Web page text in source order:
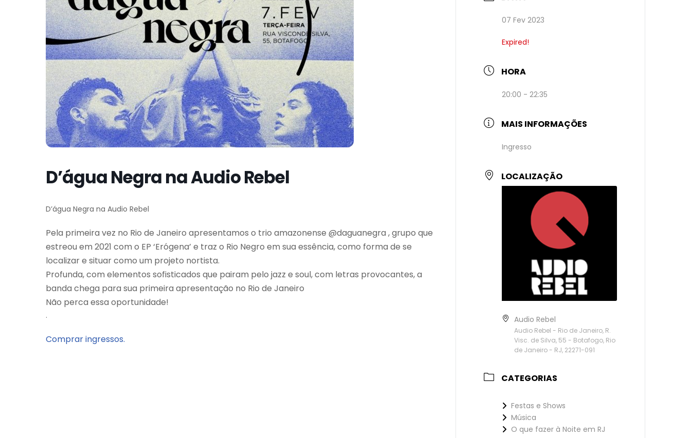
D’água Negra na Audio Rebel
D’água Negra na Audio Rebel
Pela primeira vez no Rio de Janeiro apresentamos o trio amazonense @daguanegra , grupo que
estreou em 2021 com o EP ‘Erógena’ e traz o Rio Negro em sua essência, como forma de se
localizar e situar como um projeto nortista.
Profunda, com elementos sofisticados que pairam pelo jazz e soul, com letras provocantes, a
banda chega para sua primeira apresentação no Rio de Janeiro
Não perca essa oportunidade!
.
Comprar ingressos.
07 Fev 2023
Expired!
HORA
20:00 - 22:35
MAIS INFORMAÇÕES
Ingresso
LOCALIZAÇÃO
Audio Rebel
Audio Rebel - Rio de Janeiro, R.
Visc. de Silva, 55 - Botafogo, Rio
de Janeiro - RJ, 22271-091
CATEGORIAS
Festas e Shows
Música
O que fazer à Noite em RJ